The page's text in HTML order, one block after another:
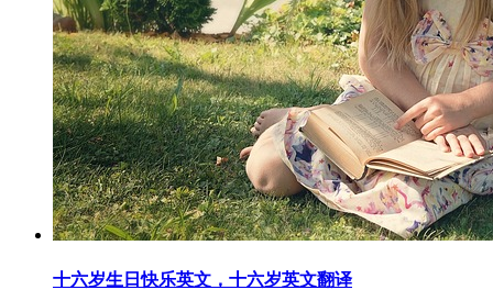
十六岁生日快乐英文，十六岁英文翻译